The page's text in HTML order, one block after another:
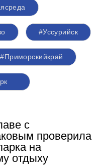
#Уссурийск
#Приморскийкрай
с
проверила
на
отдыху